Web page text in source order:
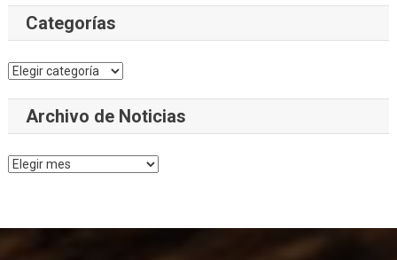
Categorías
Categorías
Archivo de Noticias
Archivo